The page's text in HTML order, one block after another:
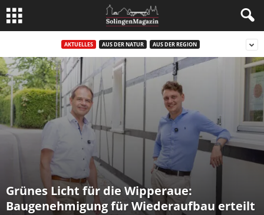
AKTUELLES AUS DER NATUR AUS DER REGION
Grünes Licht für die Wipperaue:
Baugenehmigung für Wiederaufbau erteilt